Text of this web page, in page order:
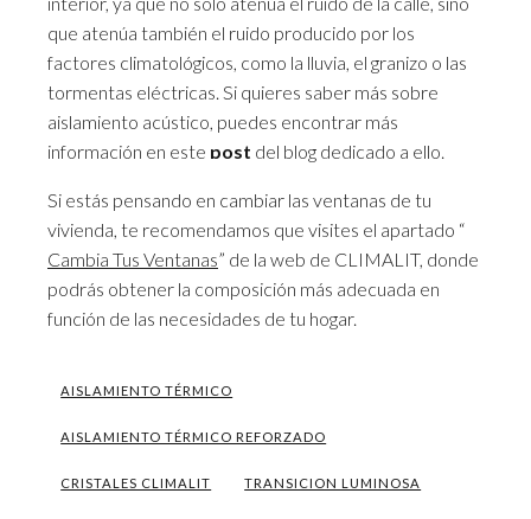
que atenúa también el ruido producido por los
factores climatológicos, como la lluvia, el granizo o las
tormentas eléctricas. Si quieres saber más sobre
aislamiento acústico, puedes encontrar más
información en este post del blog dedicado a ello.
Si estás pensando en cambiar las ventanas de tu
vivienda, te recomendamos que visites el apartado “
Cambia Tus Ventanas” de la web de CLIMALIT, donde
podrás obtener la composición más adecuada en
función de las necesidades de tu hogar.
AISLAMIENTO TÉRMICO
AISLAMIENTO TÉRMICO REFORZADO
CRISTALES CLIMALIT TRANSICION LUMINOSA